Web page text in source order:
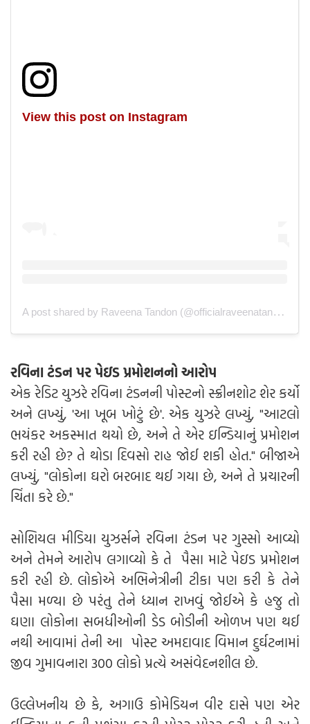
View this post on Instagram
A post shared by Raveena Tandon (@officialraveenatandon)
રવિના ટંડન પર પેઇડ પ્રમોશનનો આરોપ
એક રેડિટ યુઝરે રવિના ટંડનની પોસ્ટનો સ્ક્રીનશોટ શેર કર્યો
અને લખ્યું, 'આ ખૂબ ખોટું છે'. એક યુઝરે લખ્યું, "આટલો
ભયંકર અકસ્માત થયો છે, અને તે એર ઇન્ડિયાનું પ્રમોશન
કરી રહી છે? તે થોડા દિવસો રાહ જોઈ શકી હોત." બીજાએ
લખ્યું, "લોકોના ઘરો બરબાદ થઈ ગયા છે, અને તે પ્રચારની
ચિંતા કરે છે."
સોશિયલ મીડિયા યુઝર્સને રવિના ટંડન પર ગુસ્સો આવ્યો
અને તેમને આરોપ લગાવ્યો કે તે પૈસા માટે પેઇડ પ્રમોશન
કરી રહી છે. લોકોએ અભિનેત્રીની ટીકા પણ કરી કે તેને
પૈસા મળ્યા છે પરંતુ તેને ધ્યાન રાખવું જોઈએ કે હજુ તો
ઘણા લોકોના સબધીઓની ડેડ બોડીની ઓળખ પણ થઈ
નથી આવામાં તેની આ પોસ્ટ અમદાવાદ વિમાન દુર્ઘટનામાં
જીવ ગુમાવનારા 300 લોકો પ્રત્યે અસંવેદનશીલ છે.
ઉલ્લેખનીય છે કે, અગાઉ કોમેડિયન વીર દાસે પણ એર